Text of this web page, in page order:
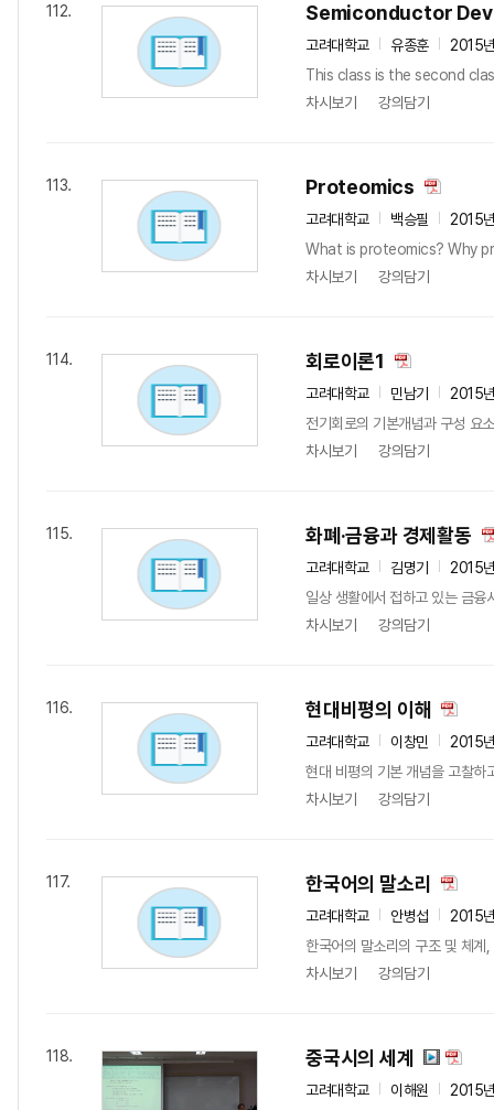
112. Semiconductor
고려대학교 유종훈
2015
This class is the second
차시보기
강의담기
113. Proteomics
고려대학교 백승필
2015
What is proteomics? Why
차시보기
강의담기
114. 회로이론1
고려대학교 민남기
2015
전기회로의 기본개념과 구성 요
차시보기
강의담기
115. 화폐·금융과 경제활동
고려대학교 김명기
2015
일상 생활에서 접하고 있는 금융
차시보기
강의담기
116. 현대비평의 이해
고려대학교 이창민
2015
현대 비평의 기본 개념을 고찰하
차시보기
강의담기
117. 한국어의 말소리
고려대학교 안병섭
2015
한국어의 말소리의 구조 및 체
차시보기
강의담기
118. 중국시의 세계
고려대학교 이해원
2015